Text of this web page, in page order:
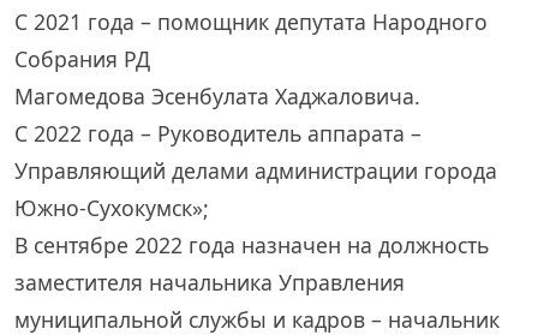
С 2021 года – помощник депутата Народного
Собрания РД
Магомедова Эсенбулата Хаджаловича.
С 2022 года – Руководитель аппарата –
Управляющий делами администрации города
Южно-Сухокумск»;
В сентябре 2022 года назначен на должность
заместителя начальника Управления
муниципальной службы и кадров – начальник